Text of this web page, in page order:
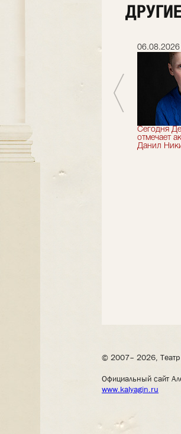
театральный сезон!
06.08.2026
Сегодня
отмечает
Данил
© 2007– 2026, Театр
Официальный сайт
www.kalyagin.ru